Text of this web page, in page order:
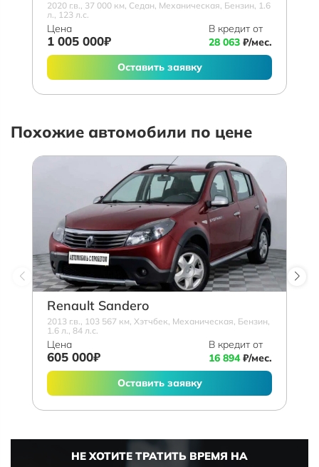
2020 г.в., 37 000 км, Седан, Механическая, Бензин, 1.6
л., 123 л.с.
Цена
1 005 000₽
В кредит от
28 063 ₽/мес.
Оставить заявку
Похожие автомобили по цене
Renault Sandero
2013 г.в., 103 567 км, Хэтчбек, Механическая, Бензин,
1.6 л., 84 л.с.
Цена
605 000₽
В кредит от
16 894₽/мес.
Оставить заявку
НЕ ХОТИТЕ ТРАТИТЬ ВРЕМЯ НА